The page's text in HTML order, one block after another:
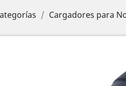
Cargadores para